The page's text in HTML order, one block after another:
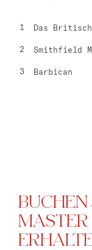
Tel Aviv
master Shenkin
Mazeh Tel Aviv
Das
Smithfield
Barbican
BUCHEN
MASTER